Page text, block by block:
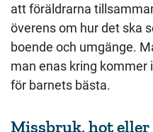
att föräldrarna
överens om hur det ska
boende och umgänge.
man enas kring kommer
för barnets bästa.
Missbruk, hot